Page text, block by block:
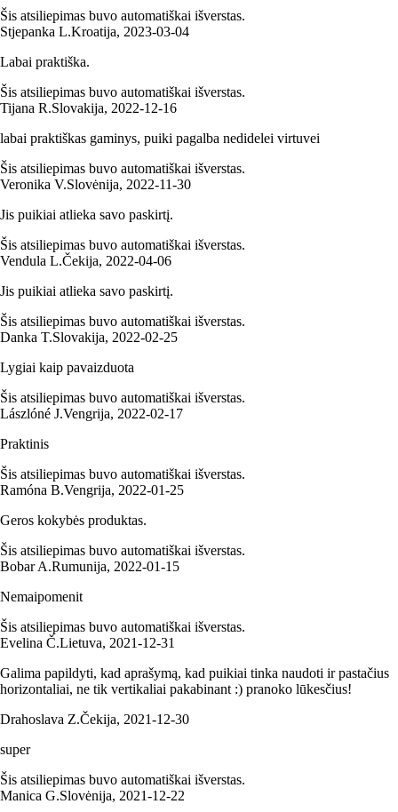
Šis atsiliepimas buvo automatiškai išverstas.
Stjepanka L.Kroatija, 2023‑03‑04
Labai praktiška.
Šis atsiliepimas buvo automatiškai išverstas.
Tijana R.Slovakija, 2022‑12‑16
labai praktiškas gaminys, puiki pagalba nedidelei virtuvei
Šis atsiliepimas buvo automatiškai išverstas.
Veronika V.Slovėnija, 2022‑11‑30
Jis puikiai atlieka savo paskirtį.
Šis atsiliepimas buvo automatiškai išverstas.
Vendula L.Čekija, 2022‑04‑06
Jis puikiai atlieka savo paskirtį.
Šis atsiliepimas buvo automatiškai išverstas.
Danka T.Slovakija, 2022‑02‑25
Lygiai kaip pavaizduota
Šis atsiliepimas buvo automatiškai išverstas.
Lászlóné J.Vengrija, 2022‑02‑17
Praktinis
Šis atsiliepimas buvo automatiškai išverstas.
Ramóna B.Vengrija, 2022‑01‑25
Geros kokybės produktas.
Šis atsiliepimas buvo automatiškai išverstas.
Bobar A.Rumunija, 2022‑01‑15
Nemaipomenit
Šis atsiliepimas buvo automatiškai išverstas.
Evelina Č.Lietuva, 2021‑12‑31
Galima papildyti, kad aprašymą, kad puikiai tinka naudoti ir pastačius
horizontaliai, ne tik vertikaliai pakabinant :) pranoko lūkesčius!
Drahoslava Z.Čekija, 2021‑12‑30
super
Šis atsiliepimas buvo automatiškai išverstas.
Manica G.Slovėnija, 2021‑12‑22